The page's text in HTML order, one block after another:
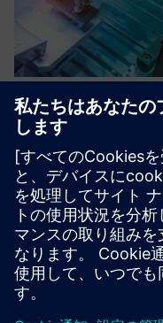
36ZERO Vision
License
製造業向けのAI搭載の
ドウェアにとらわれず
ないクラス最高の精
できます。
詳細情報